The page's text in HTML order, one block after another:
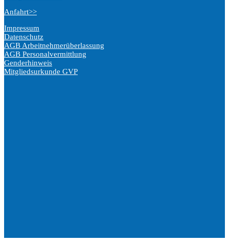
Anfahrt>>
Impressum
Datenschutz
AGB Arbeitnehmerüberlassung
AGB Personalvermittlung
Genderhinweis
Mitgliedsurkunde GVP